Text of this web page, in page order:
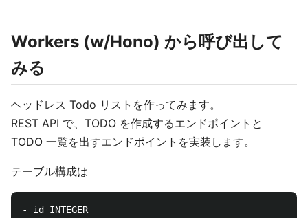
Workers (w/Hono) から呼び出して
みる
ヘッドレス Todo リストを作ってみます。
REST API で、TODO を作成するエンドポイントと
TODO 一覧を出すエンドポイントを実装します。
テーブル構成は
- id INTEGER